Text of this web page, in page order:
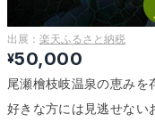
出展： 楽天ふるさと納税
¥50,000
尾瀬檜枝岐温泉の恵みを
好きな方には見逃せない